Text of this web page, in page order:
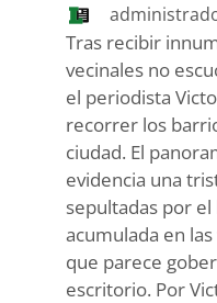
Tras recibir
vecinales no
el periodista
recorrer los
ciudad. El
evidencia una
sepultadas por
acumulada en
que parece
escritorio. Por